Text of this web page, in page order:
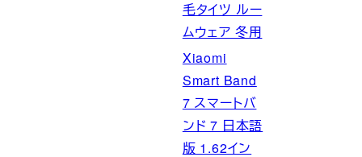
毛タイツ ルー
ムウェア 冬用
Xiaomi
Smart Band
7 スマートバ
ンド 7 日本語
版 1.62イン